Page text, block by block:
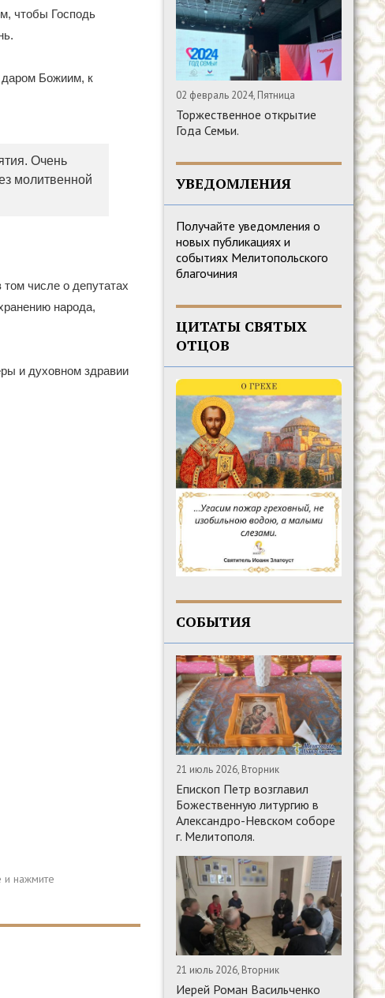
чтобы Господь
даром Божиим, к
Очень
молитвенной
числе о депутатах
народа,
и духовном здравии
02 февраль 2024, Пятница
Торжественное открытие
Года Семьи.
УВЕДОМЛЕНИЯ
Получайте уведомления о
новых публикациях и
событиях Мелитопольского
благочиния
ЦИТАТЫ СВЯТЫХ
ОТЦОВ
СОБЫТИЯ
21 июль 2026, Вторник
Епископ Петр возглавил
Божественную литургию в
Александро-Невском соборе
г. Мелитополя.
21 июль 2026, Вторник
Иерей Роман Васильченко